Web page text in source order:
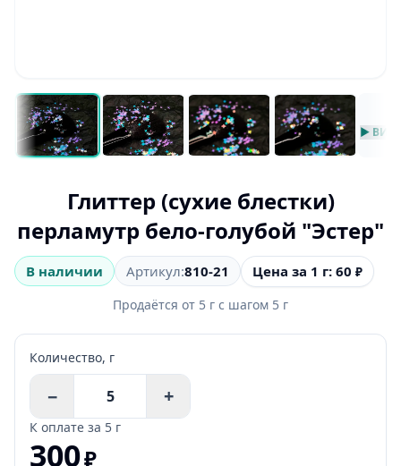
▶
Глиттер (сухие блестки)
перламутр бело-голубой "Эстер"
В наличии Артикул:810-21 Цена за 1 г: 60 ₽
Продаётся от 5 г с шагом 5 г
Количество, г
− +
К оплате за 5 г
300₽